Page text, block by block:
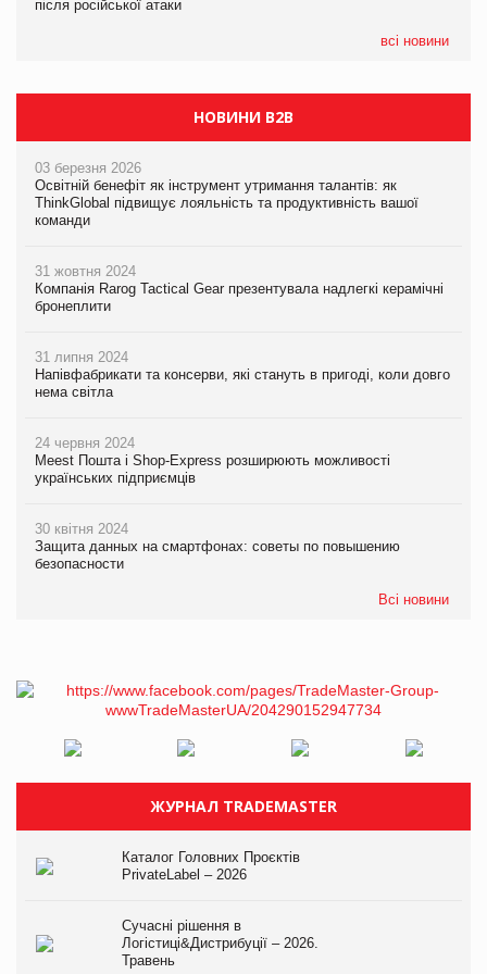
після російської атаки
всі новини
після російської атаки
після російської атаки
НОВИНИ B2B
03 березня 2026
Освітній бенефіт як інструмент утримання талантів: як
ThinkGlobal підвищує лояльність та продуктивність вашої
команди
31 жовтня 2024
Компанія Rarog Tactical Gear презентувала надлегкі керамічні
бронеплити
31 липня 2024
Напівфабрикати та консерви, які стануть в пригоді, коли довго
нема світла
24 червня 2024
Meest Пошта і Shop-Express розширюють можливості
українських підприємців
30 квітня 2024
Защита данных на смартфонах: советы по повышению
безопасности
Всі новини
ЖУРНАЛ TRADEMASTER
Каталог Головних Проєктів
PrivateLabel – 2026
Сучасні рішення в
Логістиці&Дистрибуції – 2026.
Травень